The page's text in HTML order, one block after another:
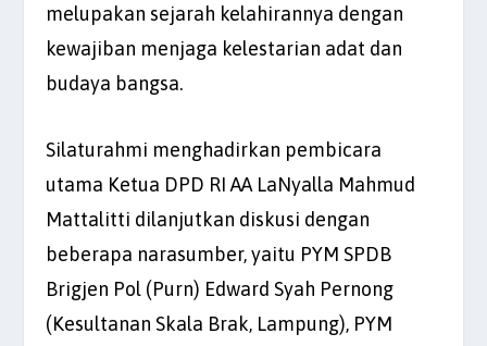
melupakan sejarah kelahirannya dengan
kewajiban menjaga kelestarian adat dan
budaya bangsa.
Silaturahmi menghadirkan pembicara
utama Ketua DPD RI AA LaNyalla Mahmud
Mattalitti dilanjutkan diskusi dengan
beberapa narasumber, yaitu PYM SPDB
Brigjen Pol (Purn) Edward Syah Pernong
(Kesultanan Skala Brak, Lampung), PYM